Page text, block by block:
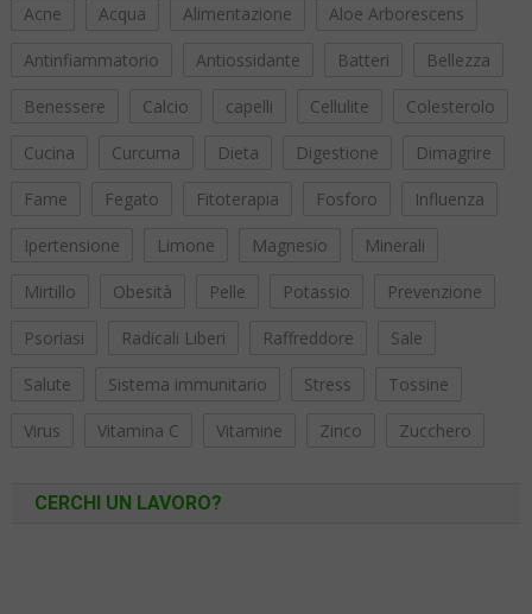
Acne Acqua Alimentazione Aloe Arborescens
Antinfiammatorio Antiossidante Batteri Bellezza
Benessere Calcio capelli Cellulite Colesterolo
Cucina Curcuma Dieta Digestione Dimagrire
Fame Fegato Fitoterapia Fosforo Influenza
Ipertensione Limone Magnesio Minerali
Mirtillo Obesità Pelle Potassio Prevenzione
Psoriasi Radicali Liberi Raffreddore Sale
Salute Sistema immunitario Stress Tossine
Virus Vitamina C Vitamine Zinco Zucchero
CERCHI UN LAVORO?